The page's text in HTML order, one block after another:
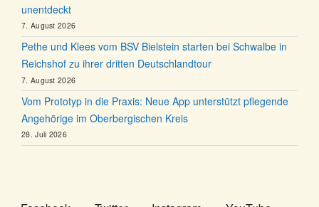
unentdeckt
7. August 2026
Pethe und Klees vom BSV Bielstein starten bei Schwalbe in
Reichshof zu ihrer dritten Deutschlandtour
7. August 2026
Vom Prototyp in die Praxis: Neue App unterstützt pflegende
Angehörige im Oberbergischen Kreis
28. Juli 2026